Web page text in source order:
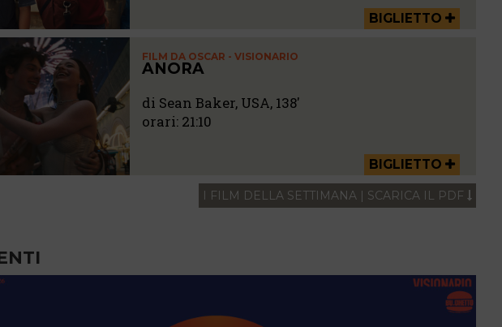
BIGLIETTO
FILM DA OSCAR - VISIONARIO
ANORA
di Sean Baker, USA, 138'
orari: 21:10
BIGLIETTO
I FILM DELLA SETTIMANA | SCARICA IL PDF